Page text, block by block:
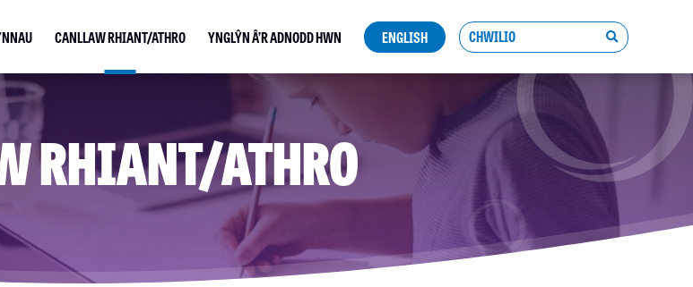
CANLLAW RHIANT/ATHRO YNGLŶN Â’R ADNODD HWN ENGLISH
Search
button
RHIANT/ATHRO